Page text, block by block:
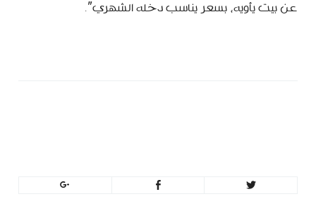
عن بيت يأويه، بسعر يناسب دخله الشهري”.